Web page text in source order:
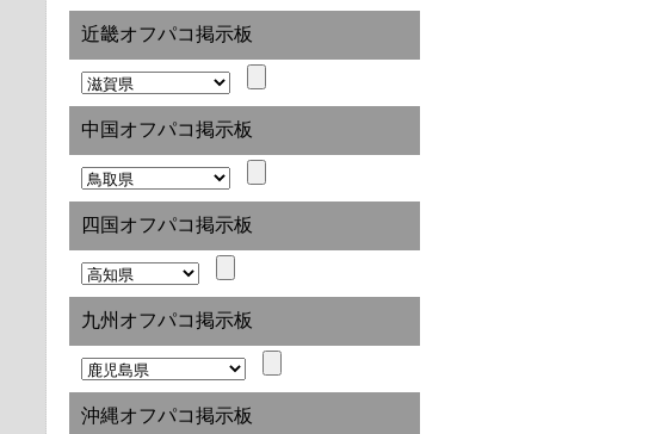
近畿オフパコ掲示板
中国オフパコ掲示板
四国オフパコ掲示板
九州オフパコ掲示板
沖縄オフパコ掲示板